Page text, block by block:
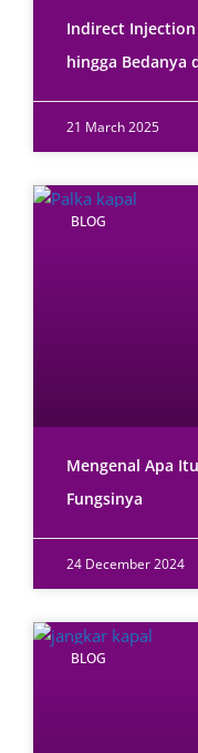
Indirect Injection
hingga Bedanya
21 March 2025
BLOG
Mengenal Apa
Fungsinya
24 December 2024
BLOG